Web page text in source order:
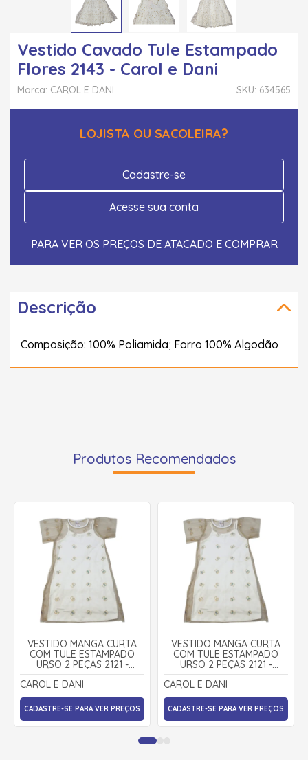
Vestido Cavado Tule Estampado
Flores 2143 - Carol e Dani
SKU: 634565
Marca: CAROL E DANI
LOJISTA OU SACOLEIRA?
Cadastre-se
Acesse sua conta
PARA VER OS PREÇOS DE ATACADO E COMPRAR
Descrição
Composição: 100% Poliamida; Forro 100% Algodão
Produtos Recomendados
VESTIDO MANGA CURTA
COM TULE ESTAMPADO
URSO 2 PEÇAS 2121 -
CAROL E DANI
CAROL E DANI
CADASTRE-SE PARA VER PREÇOS
VESTIDO MANGA CURTA
COM TULE ESTAMPADO
URSO 2 PEÇAS 2121 -
CAROL E DANI
CAROL E DANI
CADASTRE-SE PARA VER PREÇOS